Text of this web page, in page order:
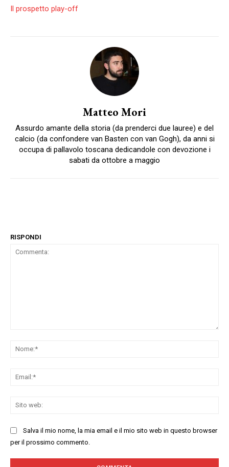
Il prospetto play-off
Matteo Mori
Assurdo amante della storia (da prenderci due lauree) e del
calcio (da confondere van Basten con van Gogh), da anni si
occupa di pallavolo toscana dedicandole con devozione i
sabati da ottobre a maggio
RISPONDI
Salva il mio nome, la mia email e il mio sito web in questo browser
per il prossimo commento.